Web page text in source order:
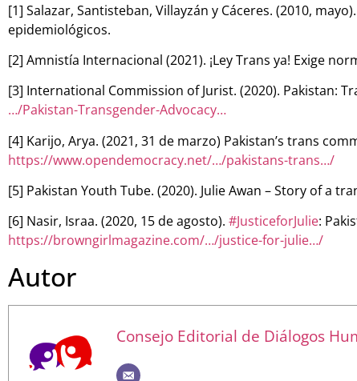
[1] Salazar, Santisteban, Villayzán y Cáceres. (2010,
epidemiológicos.
[2] Amnistía Internacional (2021). ¡Ley Trans ya! Exige
[3] International Commission of Jurist. (2020). Pakistan:
…/Pakistan-Transgender-Advocacy…
[4] Karijo, Arya. (2021, 31 de marzo) Pakistan’s trans
https://www.opendemocracy.net/…/pakistans-trans…/
[5] Pakistan Youth Tube. (2020). Julie Awan – Story of a
[6] Nasir, Israa. (2020, 15 de agosto). #JusticeforJulie:
https://browngirlmagazine.com/…/justice-for-julie…/
Autor
Consejo Editorial de Diálogos